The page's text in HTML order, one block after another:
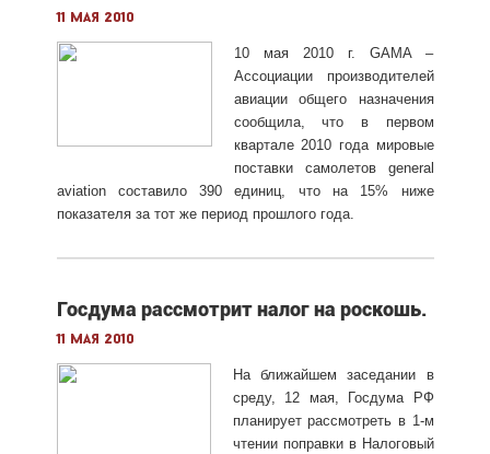
11 мая 2010
10 мая 2010 г. GAMA –
Ассоциации производителей
авиации общего назначения
сообщила, что в первом
квартале 2010 года мировые
поставки самолетов general
aviation составило 390 единиц, что на 15% ниже
показателя за тот же период прошлого года.
Госдума рассмотрит налог на роскошь.
11 мая 2010
На ближайшем заседании в
среду, 12 мая, Госдума РФ
планирует рассмотреть в 1-м
чтении поправки в Налоговый